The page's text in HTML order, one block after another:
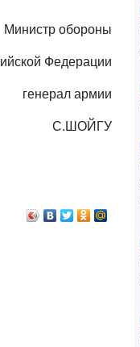
Министр обороны
Федерации
генерал армии
С.ШОЙГУ